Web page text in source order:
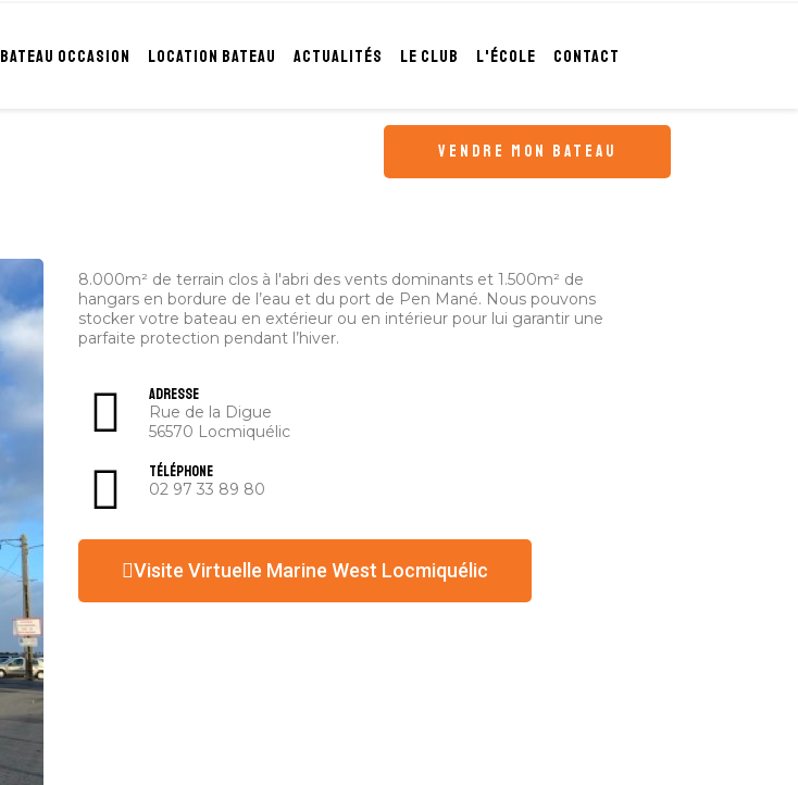
BATEAU OCCASION LOCATION BATEAU ACTUALITÉS LE CLUB L'ÉCOLE CONTACT
vendre mon bateau
8.000m² de terrain clos à l'abri des vents dominants et 1.500m² de
hangars en bordure de l’eau et du port de Pen Mané. Nous pouvons
stocker votre bateau en extérieur ou en intérieur pour lui garantir une
parfaite protection pendant l’hiver.
Adresse
Rue de la Digue
56570 Locmiquélic
Téléphone
02 97 33 89 80
Visite Virtuelle Marine West Locmiquélic